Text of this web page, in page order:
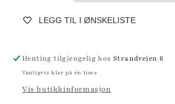
LEGG TIL I ØNSKELISTE
Henting tilgjengelig hos Strandveien 6
Vanligvis klar på én time
Vis butikkinformasjon